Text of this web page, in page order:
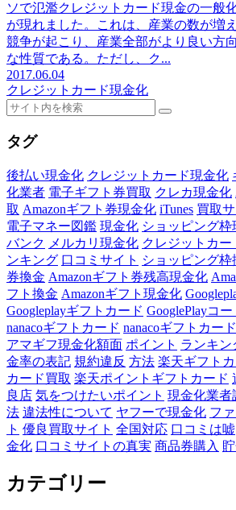
ソで氾濫クレジットカード現金の一般
が現れました。これは、産業の数が増
競争が起こり、産業全部がより良い方
な性質である。ただし、ク...
2017.06.04
クレジットカード現金化
タグ
後払い現金化 クレジットカード現金化
化業者 電子ギフト券買取 クレカ現金化
取 Amazonギフト券現金化 iTunes 買取
電子マネー図鑑 現金化 ショッピング枠
バンク メルカリ現金化 クレジットカ
ンキング 口コミサイト ショッピング枠
券換金 Amazonギフト券残高現金化
フト換金 Amazonギフト現金化
Googleplayギフトカード GooglePlayコー
nanacoギフトカード nanacoギフトカー
アマギフ現金化額面 ポイント ランキン
金率の表記 規約違反 方法 楽天ギフト
カード買取 楽天ポイントギフトカード
良店 気をつけたいポイント 現金化業者
法 違法性について ヤフーで現金化 フ
ト 優良買取サイト 全国対応 口コミは嘘
金化 口コミサイトの真実 商品券購入
カテゴリー